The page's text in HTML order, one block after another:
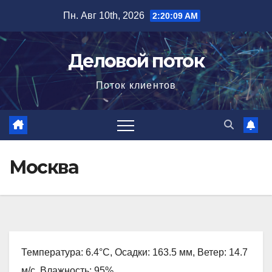
содержимому
Пн. Авг 10th, 2026 2:20:10 AM
Деловой поток
Поток клиентов
Москва
Температура: 6.4°C, Осадки: 163.5 мм, Ветер: 14.7